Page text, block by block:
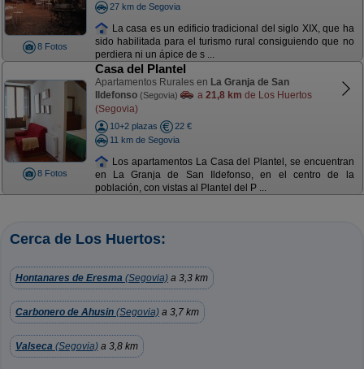
8 Fotos
27 km de Segovia
La casa es un edificio tradicional del siglo XIX, que ha
sido habilitada para el turismo rural consiguiendo que no
perdiera ni un ápice de s ...
8 Fotos
Casa del Plantel
Apartamentos Rurales en La Granja de San
Ildefonso (Segovia) a 21,8 km de Los Huertos
(Segovia)
10+2 plazas
22 €
11 km de Segovia
Los apartamentos La Casa del Plantel, se encuentran
en La Granja de San Ildefonso, en el centro de la
población, con vistas al Plantel del P ...
Cerca de Los Huertos:
Hontanares de Eresma (Segovia) a 3,3 km
Carbonero de Ahusin (Segovia) a 3,7 km
Valseca (Segovia) a 3,8 km